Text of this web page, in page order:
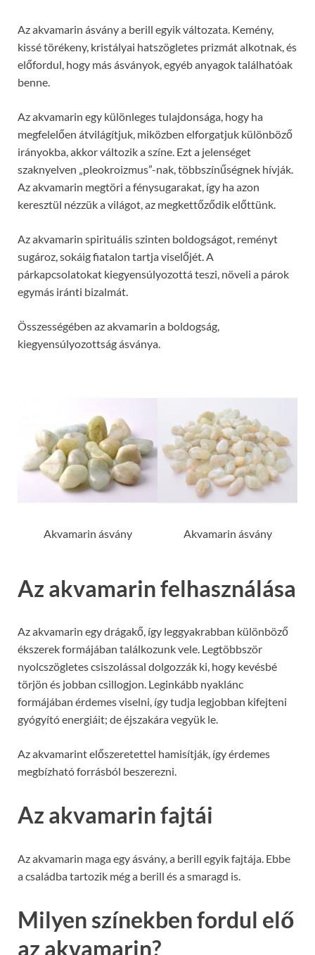
Az akvamarin ásvány a berill egyik változata. Kemény,
kissé törékeny, kristályai hatszögletes prizmát alkotnak, és
előfordul, hogy más ásványok, egyéb anyagok találhatóak
benne.
Az akvamarin egy különleges tulajdonsága, hogy ha
megfelelően átvilágítjuk, miközben elforgatjuk különböző
irányokba, akkor változik a színe. Ezt a jelenséget
szaknyelven „pleokroizmus”-nak, többszínűségnek hívják.
Az akvamarin megtöri a fénysugarakat, így ha azon
keresztül nézzük a világot, az megkettőződik előttünk.
Az akvamarin spirituális szinten boldogságot, reményt
sugároz, sokáig fiatalon tartja viselőjét. A
párkapcsolatokat kiegyensúlyozottá teszi, növeli a párok
egymás iránti bizalmát.
Összességében az akvamarin a boldogság,
kiegyensúlyozottság ásványa.
Akvamarin ásvány Akvamarin ásvány
Az akvamarin felhasználása
Az akvamarin egy drágakő, így leggyakrabban különböző
ékszerek formájában találkozunk vele. Legtöbbször
nyolcszögletes csiszolással dolgozzák ki, hogy kevésbé
törjön és jobban csillogjon. Leginkább nyaklánc
formájában érdemes viselni, így tudja legjobban kifejteni
gyógyító energiáit; de éjszakára vegyük le.
Az akvamarint előszeretettel hamisítják, így érdemes
megbízható forrásból beszerezni.
Az akvamarin fajtái
Az akvamarin maga egy ásvány, a berill egyik fajtája. Ebbe
a családba tartozik még a berill és a smaragd is.
Milyen színekben fordul elő
az akvamarin?